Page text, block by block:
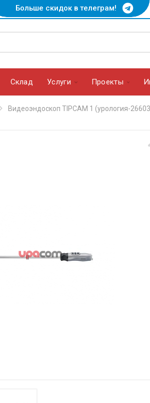
Больше скидок в телеграм!
Cклад Услуги Проекты
Видеоэндоскоп TIPCAM 1 (урология-